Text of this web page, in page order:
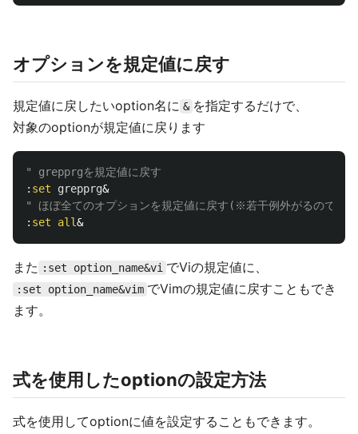
オプションを規定値に戻す
規定値に戻したいoption名に & を指定するだけで、
対象のoptionが規定値に戻ります
" grepprgを規定値に戻す
: set grepprg
" ほぼ全てのオプションを規定値に戻す(※若干例外がるので
: set all
また :set option_name&vi でViの規定値に、
:set option_name&vim でVimの規定値に戻すこともでき
ます。
式を使用したoptionの設定方法
式を使用してoptionに値を設定することもできます。